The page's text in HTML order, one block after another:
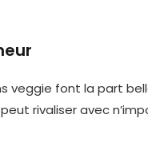
veggie font la part
rivaliser avec